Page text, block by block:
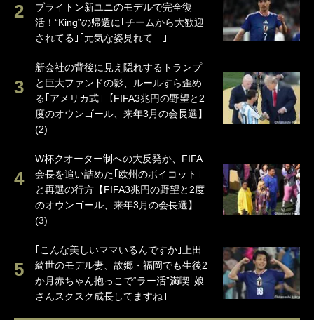
ブライトン新ユニのモデルで完全復
活！“King”の帰還に｢チームから大歓迎
されてる｣｢元気な姿見れて…｣
新会社の背後に見え隠れするトランプ
と巨大ファンドの影、ルールすら歪め
る｢アメリカ式｣【FIFA3兆円の野望と2
度のオウンゴール、来年3月の会長選】
(2)
W杯クオーター制への大反発か、FIFA
会長を追い詰めた｢欧州のボイコット｣
と再選の行方【FIFA3兆円の野望と2度
のオウンゴール、来年3月の会長選】
(3)
｢こんな美しいママいるんですか｣上田
綺世のモデル妻、故郷・福岡でも生後2
か月赤ちゃん抱っこで“ラー活”満喫｢娘
さんスクスク成長してますね｣